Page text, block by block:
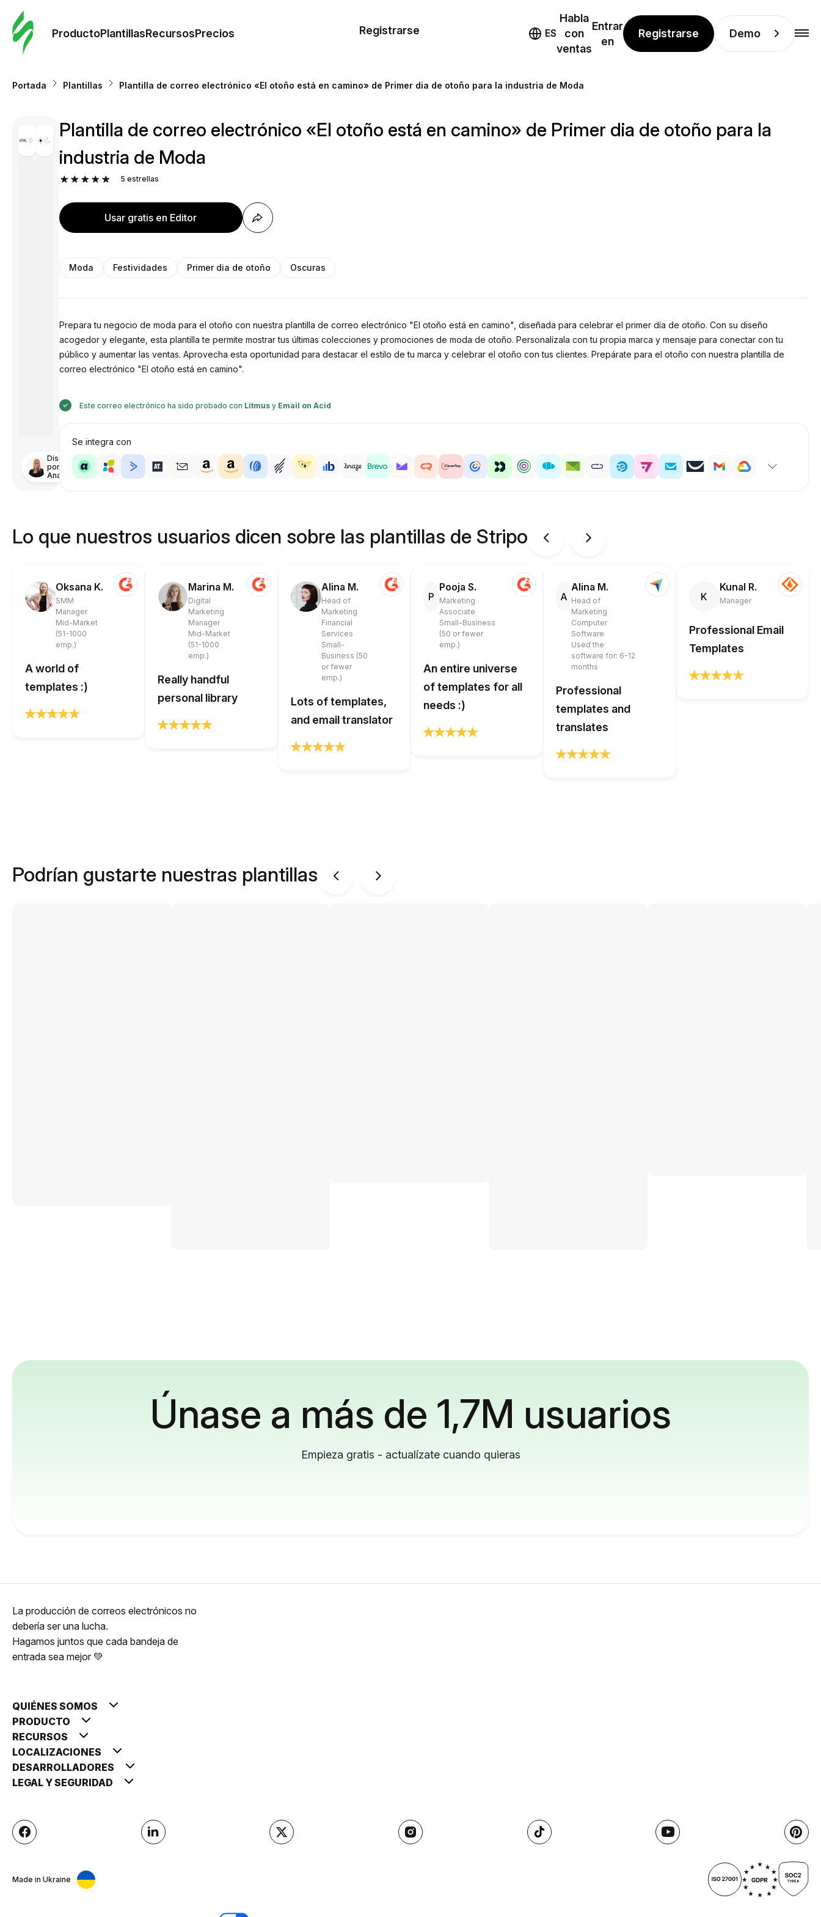
ProductoPlantillasRecursosPrecios Registrarse ES
Habla
con
ventas
Entrar
en
Registrarse Demo
Portada Plantillas Plantilla de correo electrónico «El otoño está en camino» de Primer dia de otoño para la industria de Moda
Diseñado
por
Anastasiia
Plantilla de correo electrónico «El otoño está en camino» de Primer dia de otoño para la
industria de Moda
5 estrellas
Usar gratis en Editor
Moda Festividades Primer dia de otoño Oscuras
Prepara tu negocio de moda para el otoño con nuestra plantilla de correo electrónico "El otoño está en camino", diseñada para celebrar el primer día de otoño. Con su diseño
acogedor y elegante, esta plantilla te permite mostrar tus últimas colecciones y promociones de moda de otoño. Personalízala con tu propia marca y mensaje para conectar con tu
público y aumentar las ventas. Aprovecha esta oportunidad para destacar el estilo de tu marca y celebrar el otoño con tus clientes. Prepárate para el otoño con nuestra plantilla de
correo electrónico "El otoño está en camino".
Este correo electrónico ha sido probado con Litmusy Email on Acid
Se integra con
Lo que nuestros usuarios dicen sobre las plantillas de Stripo
Oksana K.
SMM
Manager
Mid-Market
(51-1000
emp.)
A world of
templates :)
Marina M.
Digital
Marketing
Manager
Mid-Market
(51-1000
emp.)
Really handful
personal library
Alina M.
Head of
Marketing
Financial
Services
Small-
Business (50
or fewer
emp.)
Lots of templates,
and email translator
P
Pooja S.
Marketing
Associate
Small-Business
(50 or fewer
emp.)
An entire universe
of templates for all
needs :)
A
Alina M.
Head of
Marketing
Computer
Software
Used the
software for: 6-12
months
Professional
templates and
translates
K
Kunal R.
Manager
Professional Email
Templates
Podrían gustarte nuestras plantillas
Únase a más de 1,7M usuarios
Empieza gratis - actualízate cuando quieras
La producción de correos electrónicos no
debería ser una lucha.
Hagamos juntos que cada bandeja de
entrada sea mejor 💚
QUIÉNES SOMOS
PRODUCTO
RECURSOS
LOCALIZACIONES
DESARROLLADORES
LEGAL Y SEGURIDAD
Made in Ukraine